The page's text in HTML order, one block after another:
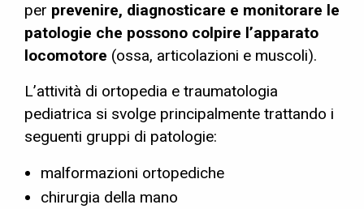
per prevenire, diagnosticare e monitorare le
patologie che possono colpire l’apparato
locomotore (ossa, articolazioni e muscoli).
L’attività di ortopedia e traumatologia
pediatrica si svolge principalmente trattando i
seguenti gruppi di patologie:
malformazioni ortopediche
chirurgia della mano